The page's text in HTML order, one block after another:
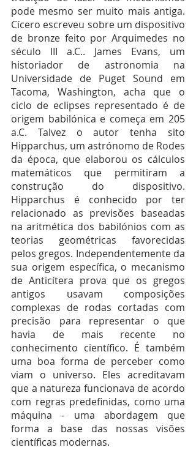
pode mesmo ser muito mais antiga.
Cícero escreveu sobre um dispositivo
de bronze feito por Arquimedes no
século III a.C.. James Evans, um
historiador de astronomia na
Universidade de Puget Sound em
Tacoma, Washington, acha que o
ciclo de eclipses representado é de
origem babilónica e começa em 205
a.C. Talvez o autor tenha sito
Hipparchus, um astrónomo de Rodes
da época, que elaborou os cálculos
matemáticos que permitiram a
construção do dispositivo.
Hipparchus é conhecido por ter
relacionado as previsões baseadas
na aritmética dos babilónios com as
teorias geométricas favorecidas
pelos gregos. Independentemente da
sua origem específica, o mecanismo
de Anticítera prova que os gregos
antigos usavam composições
complexas de rodas cortadas com
precisão para representar o que
havia de mais recente no
conhecimento científico. É também
uma boa forma de perceber como
viam o universo. Eles acreditavam
que a natureza funcionava de acordo
com regras predefinidas, como uma
máquina - uma abordagem que
forma a base das nossas visões
científicas modernas.